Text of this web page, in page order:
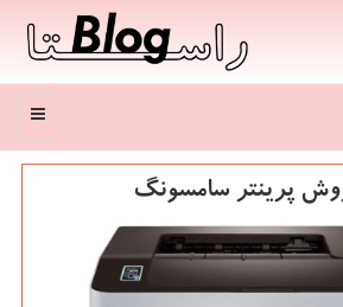
منو
پرینتر سامسونگ